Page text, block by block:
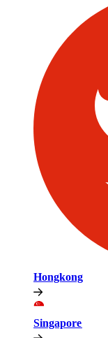
Hongkong​​
Singapore​​